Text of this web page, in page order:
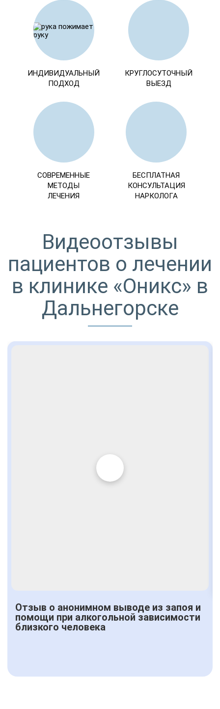
ИНДИВИДУАЛЬНЫЙ
ПОДХОД
КРУГЛОСУТОЧНЫЙ
ВЫЕЗД
СОВРЕМЕННЫЕ
МЕТОДЫ
ЛЕЧЕНИЯ
БЕСПЛАТНАЯ
КОНСУЛЬТАЦИЯ
НАРКОЛОГА
Видеоотзывы
пациентов о лечении
в клинике «Оникс» в
Дальнегорске
Отзыв о анонимном выводе из запоя и
помощи при алкогольной зависимости
близкого человека